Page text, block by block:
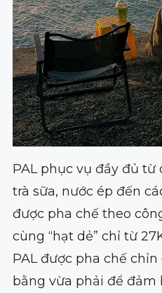
PAL phục vụ đầy đủ
trà sữa, nước ép đến
được pha chế theo
cùng “hạt dẻ” chỉ từ
PAL được pha chế
bằng vừa phải để đảm